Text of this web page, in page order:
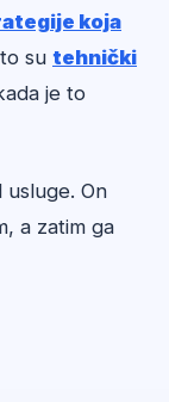
koja
su tehnički
je to
usluge. On
a zatim ga